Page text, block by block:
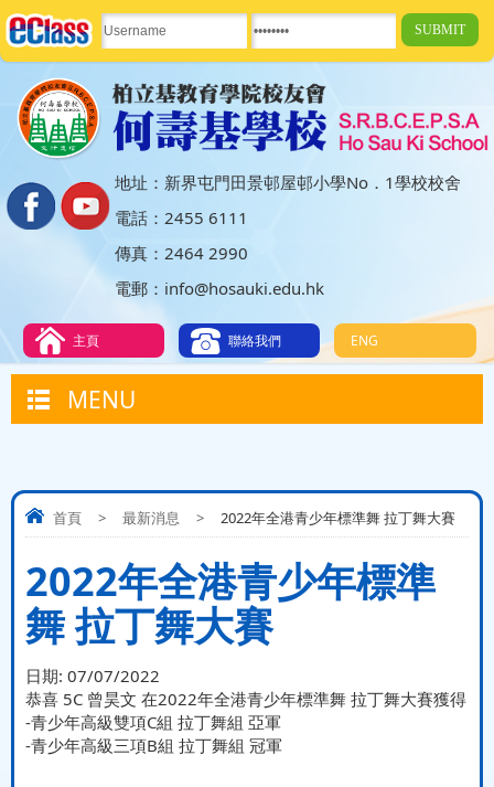
地址：新界屯門田景邨屋邨小學No．1學校校舍
電話：2455 6111
傳真：2464 2990
電郵：info@hosauki.edu.hk
ENG
聯絡我們
主頁
MENU
首頁 > 最新消息 > 2022年全港青少年標準舞 拉丁舞大賽
2022年全港青少年標準
舞 拉丁舞大賽
日期: 07/07/2022
恭喜 5C 曾昊文 在2022年全港青少年標準舞 拉丁舞大賽獲得
-青少年高級雙項C組 拉丁舞組 亞軍
-青少年高級三項B組 拉丁舞組 冠軍